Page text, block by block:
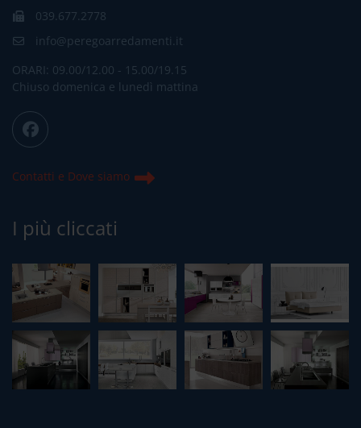
039.677.2778
info@peregoarredamenti.it
ORARI: 09.00/12.00 - 15.00/19.15
Chiuso domenica e lunedì mattina
Contatti e Dove siamo
I più cliccati